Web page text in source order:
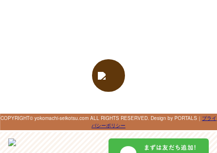
COPYRIGHT© yokomachi-seikotsu.com ALL RIGHTS RESERVED. Design by PORTALS ｜ プライ
バシーポリシー